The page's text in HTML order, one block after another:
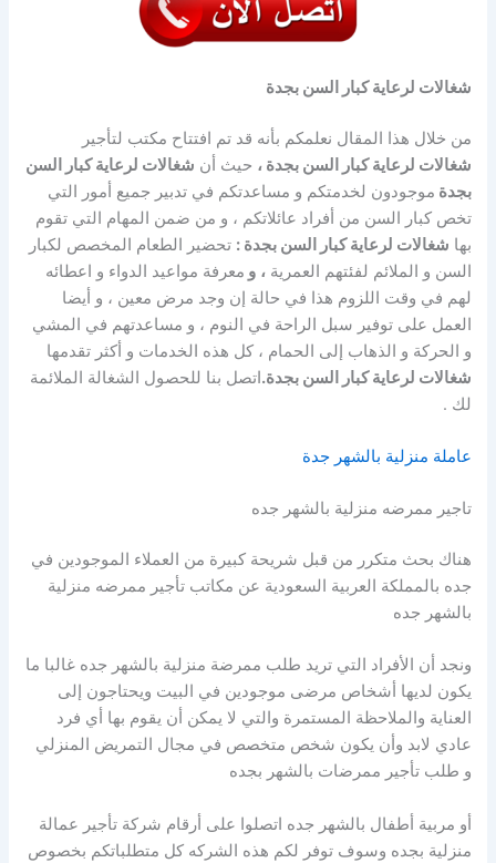
شغالات لرعاية كبار السن بجدة
من خلال هذا المقال نعلمكم بأنه قد تم افتتاح مكتب لتأجير
شغالات لرعاية كبار السن بجدة، حيث أن شغالات لرعاية كبار السن
بجدة موجودون لخدمتكم و مساعدتكم في تدبير جميع أمور التي
تخص كبار السن من أفراد عائلاتكم ، و من ضمن المهام التي تقوم
بها شغالات لرعاية كبار السن بجدة : تحضير الطعام المخصص لكبار
السن و الملائم لفئتهم العمرية، و معرفة مواعيد الدواء و اعطائه
لهم في وقت اللزوم هذا في حالة إن وجد مرض معين ، و أيضا
العمل على توفير سبل الراحة في النوم ، و مساعدتهم في المشي
و الحركة و الذهاب إلى الحمام ، كل هذه الخدمات و أكثر تقدمها
شغالات لرعاية كبار السن بجدة.اتصل بنا للحصول الشغالة الملائمة
لك .
عاملة منزلية بالشهر جدة
تاجير ممرضه منزلية بالشهر جده
هناك بحث متكرر من قبل شريحة كبيرة من العملاء الموجودين في
جده بالمملكة العربية السعودية عن مكاتب تأجير ممرضه منزلية
بالشهر جده
ونجد أن الأفراد التي تريد طلب ممرضة منزلية بالشهر جده غالبا ما
يكون لديها أشخاص مرضى موجودين في البيت ويحتاجون إلى
العناية والملاحظة المستمرة والتي لا يمكن أن يقوم بها أي فرد
عادي لابد وأن يكون شخص متخصص في مجال التمريض المنزلي
و طلب تأجير ممرضات بالشهر بجده
أو مربية أطفال بالشهر جده اتصلوا على أرقام شركة تأجير عمالة
منزلية بجده وسوف توفر لكم هذه الشركه كل متطلباتكم بخصوص